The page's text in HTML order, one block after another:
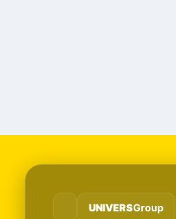
UNIVERSGroup